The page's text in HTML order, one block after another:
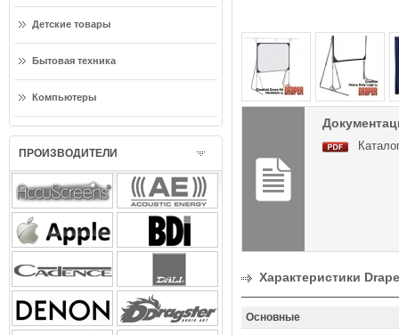
Детские товары
Бытовая техника
Компьютеры
ПРОИЗВОДИТЕЛИ
Характеристики
Основные